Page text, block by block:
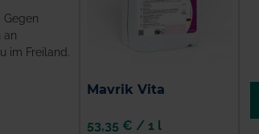
Gegen
an
im Freiland.
Mavrik Vita
53,35 € / 1 l